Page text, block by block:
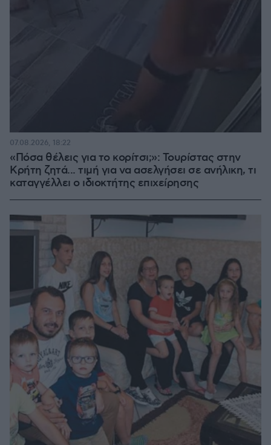
«Πόσα θέλεις για το κορίτσι;»: Τουρίστας στην
Κρήτη ζητά... τιμή για να ασελγήσει σε ανήλικη, τι
καταγγέλλει ο ιδιοκτήτης επιχείρησης
07.08.2026, 18:22